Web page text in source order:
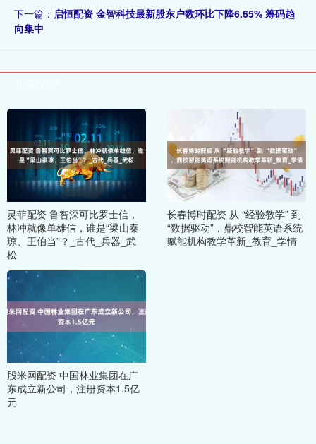
下一篇： 启恒配资 金智科技最新股东户数环比下降6.65% 筹码趋
向集中
灵菲配资 鲁智深可比罗士信，
林冲就像单雄信，谁是“梁山秦
琼、王伯当”？_古代_兵器_武
松
长春博时配资 从 “经验教学” 到
“数据驱动”，鼎校智能英语系统
赋能机构教学革新_教育_学情
股米网配资 中国林业集团在广
东成立新公司，注册资本1.5亿
元